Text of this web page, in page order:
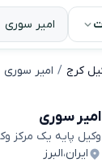
کرج امیر سوری
امیر سوری
وکیل پایه یک مرکز
ایران،البرز